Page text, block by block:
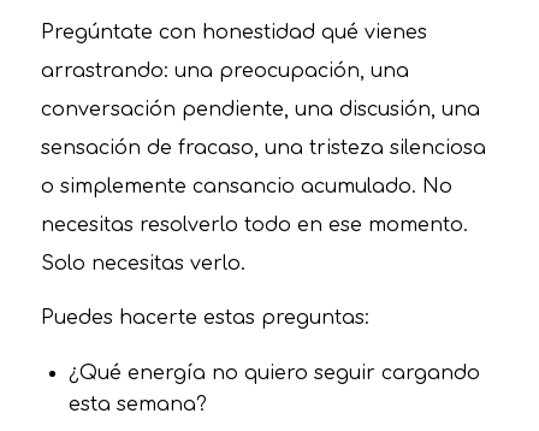
Pregúntate con honestidad qué vienes
arrastrando: una preocupación, una
conversación pendiente, una discusión, una
sensación de fracaso, una tristeza silenciosa
o simplemente cansancio acumulado. No
necesitas resolverlo todo en ese momento.
Solo necesitas verlo.
Puedes hacerte estas preguntas:
¿Qué energía no quiero seguir cargando
esta semana?